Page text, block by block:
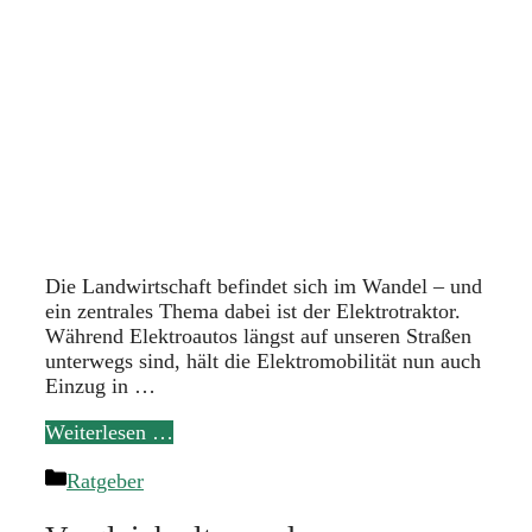
Die Landwirtschaft befindet sich im Wandel – und
ein zentrales Thema dabei ist der Elektrotraktor.
Während Elektroautos längst auf unseren Straßen
unterwegs sind, hält die Elektromobilität nun auch
Einzug in …
Weiterlesen …
Kategorien
Ratgeber